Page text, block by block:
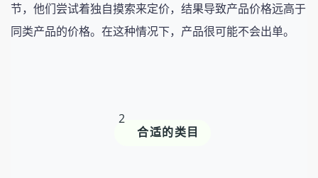
节，他们尝试着独自摸索来定价，结果导致产品价格远高于
同类产品的价格。在这种情况下，产品很可能不会出单。
2
合适的类目